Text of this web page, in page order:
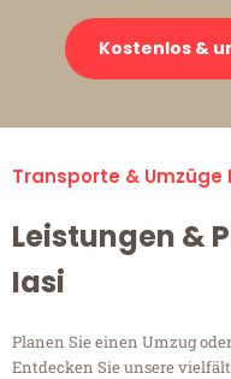
Kostenlos &
Transporte & Umzüge
Leistungen &
Iasi
Planen Sie einen Umzug
Entdecken Sie unsere